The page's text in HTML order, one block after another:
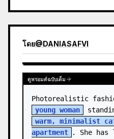
โดย@DANIASAFVI
ดูพรอมต์ฉบับเต็ม
young woman
warm, minimalist
apartment
. She has